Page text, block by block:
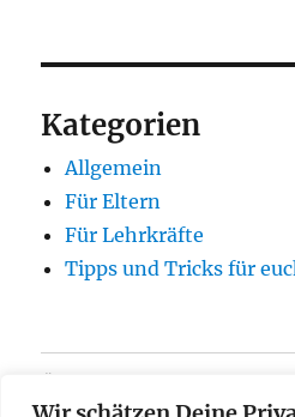
Kategorien
Allgemein
Für Eltern
Für Lehrkräfte
Tipps und Tricks für